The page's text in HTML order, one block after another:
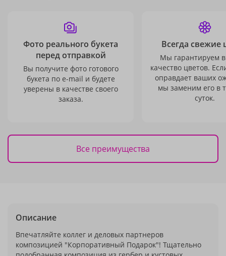
Фото реального букета
перед отправкой
Вы получите фото готового
букета по e-mail и будете
уверены в качестве своего
заказа.
Всегда свежие
Мы гарантируем
качество цветов.
оправдает ваших
мы заменим его в
суток.
Все преимущества
Описание
Впечатляйте коллег и деловых партнеров
композицией "Корпоративный Подарок"! Тщательно